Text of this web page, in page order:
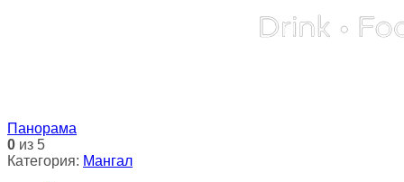
Панорама
0 из 5
Категория: Мангал